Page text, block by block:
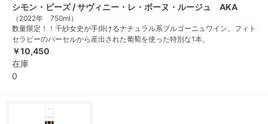
シモン・ビーズ / サヴィニー・レ・ボーヌ・ルージュ AKA
（2022年 750ml）
数量限定！！千紗女史が手掛けるナチュラル系ブルゴーニュワイン。フィト
セラピーのパーセルから産出された葡萄を使った特別な1本。
￥10,450
在庫
0